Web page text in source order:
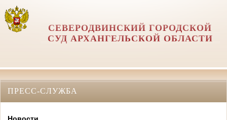
СЕВЕРОДВИНСКИЙ ГОРОДСКОЙ
СУД АРХАНГЕЛЬСКОЙ ОБЛАСТИ
ПРЕСС-СЛУЖБА